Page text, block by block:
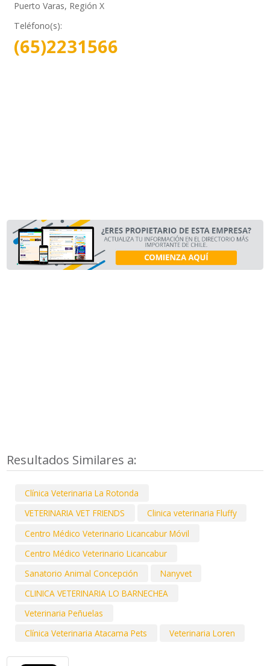
Puerto Varas, Región X
Teléfono(s):
(65)2231566
Resultados Similares a:
Clínica Veterinaria La Rotonda
VETERINARIA VET FRIENDS
Clinica veterinaria Fluffy
Centro Médico Veterinario Licancabur Móvil
Centro Médico Veterinario Licancabur
Sanatorio Animal Concepción
Nanyvet
CLINICA VETERINARIA LO BARNECHEA
Veterinaria Peñuelas
Clínica Veterinaria Atacama Pets
Veterinaria Loren